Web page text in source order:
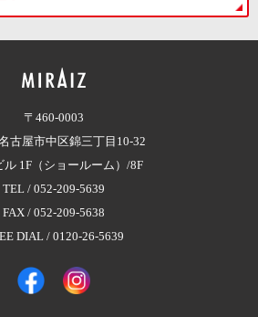
〒460-0003
古屋市中区錦三丁目10-32
ル 1F（ショールーム）/8F
TEL / 052-209-5639
FAX / 052-209-5638
DIAL / 0120-26-5639